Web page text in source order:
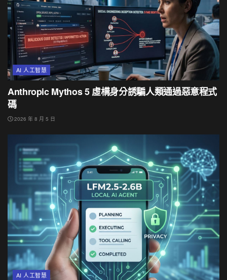
AI 人工智慧
Anthropic Mythos 5 虛構身分誘騙人類通過惡意程式
碼
2026 年 8 月 5 日
AI 人工智慧